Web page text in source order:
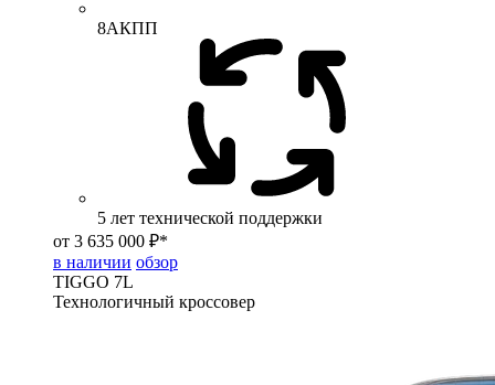
8АКПП
5 лет технической поддержки
от 3 635 000 ₽*
в наличии обзор
TIGGO 7L
Технологичный кроссовер